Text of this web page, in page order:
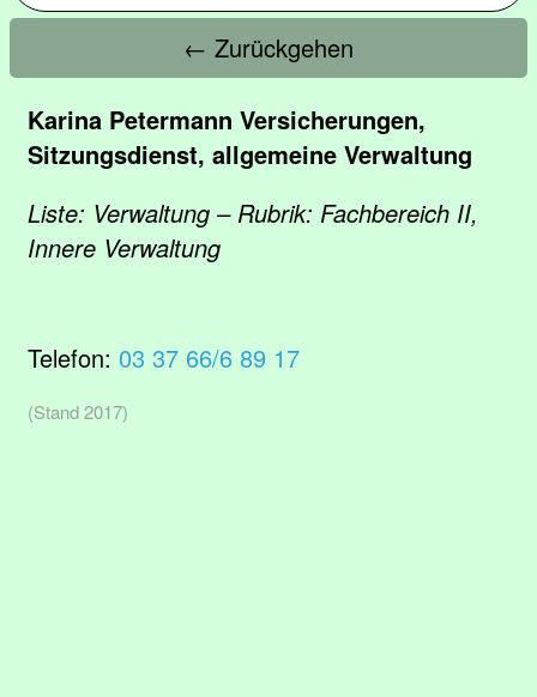
← Zurückgehen
Karina Petermann Versicherungen,
Sitzungsdienst, allgemeine Verwaltung
Liste: Verwaltung – Rubrik: Fachbereich II,
Innere Verwaltung
Telefon: 03 37 66/6 89 17
(Stand 2017)